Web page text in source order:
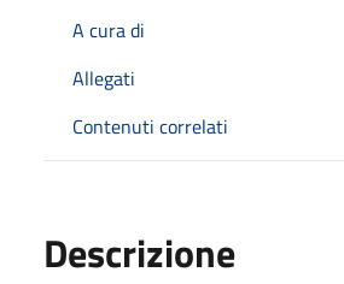
A cura di
Allegati
Contenuti correlati
Descrizione